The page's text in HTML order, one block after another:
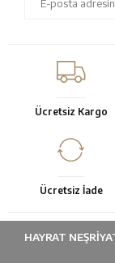
Ücretsiz Kargo
Ücretsiz İade
HAYRAT